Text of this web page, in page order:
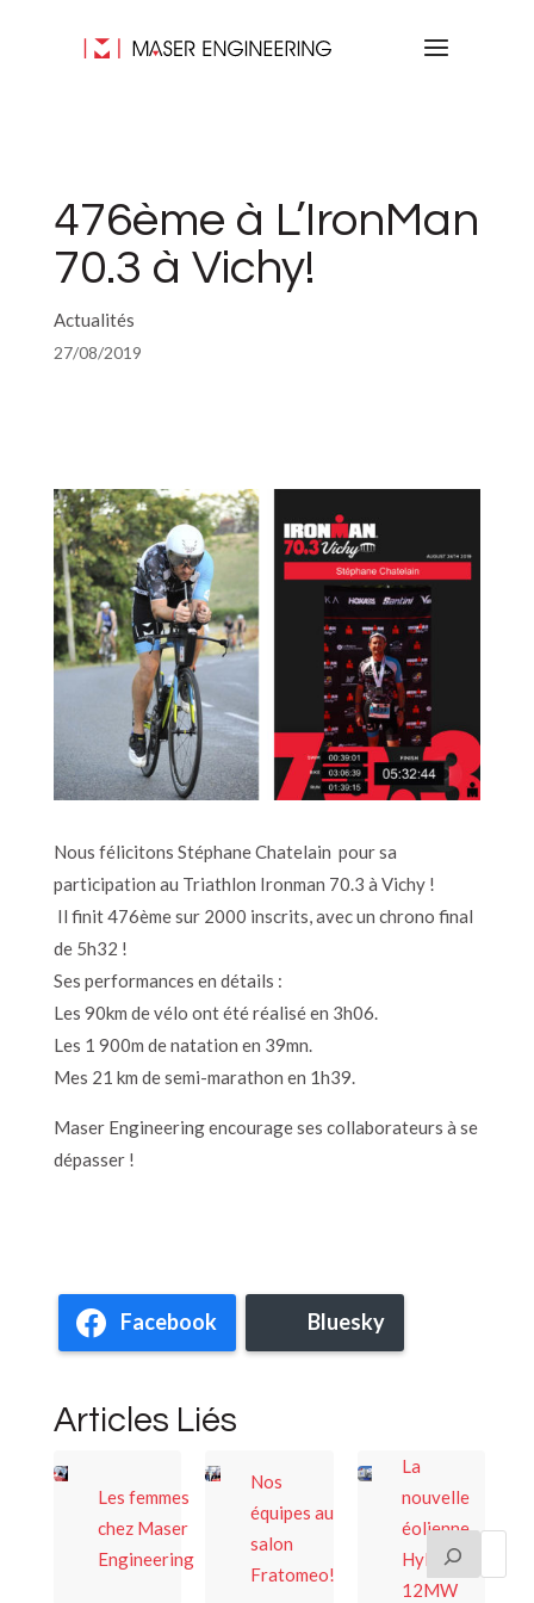
476ème à L’IronMan
70.3 à Vichy!
Actualités
27/08/2019
Nous félicitons Stéphane Chatelain pour sa
participation au Triathlon Ironman 70.3 à Vichy !
Il finit 476ème sur 2000 inscrits, avec un chrono final
de 5h32 !
Ses performances en détails :
Les 90km de vélo ont été réalisé en 3h06.
Les 1 900m de natation en 39mn.
Mes 21 km de semi-marathon en 1h39.
Maser Engineering encourage ses collaborateurs à se
dépasser !
Facebook Bluesky
Articles Liés
Les femmes
chez Maser
Engineering
Nos
équipes au
salon
Fratomeo!
La
nouvelle
éolienne
Hyliade X
12MW